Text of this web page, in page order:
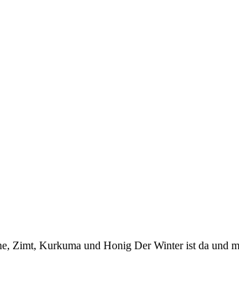
Zimt, Kurkuma und Honig Der Winter ist da und